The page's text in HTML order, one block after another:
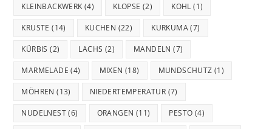
KLEINBACKWERK (4) KLOPSE (2) KOHL (1)
KRUSTE (14) KUCHEN (22) KURKUMA(7)
KÜRBIS (2) LACHS (2) MANDELN (7)
MARMELADE (4) MIXEN (18) MUNDSCHUTZ (1)
MÖHREN (13) NIEDERTEMPERATUR (7)
NUDELNEST(6) ORANGEN (11) PESTO (4)